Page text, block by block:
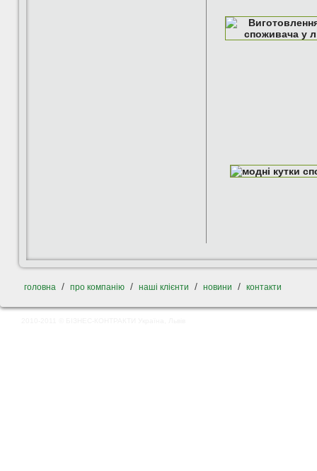
головна / про компанію / наші клієнти / новини / контакти